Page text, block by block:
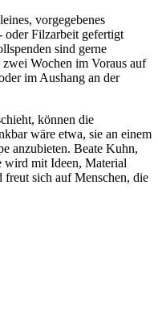
vorgegebenes
Filzarbeit gefertigt
sind gerne
Wochen im Voraus auf
im Aushang an der
können die
wäre etwa, sie an einem
anzubieten. Beate Kuhn,
wird mit Ideen, Material
sich auf Menschen, die